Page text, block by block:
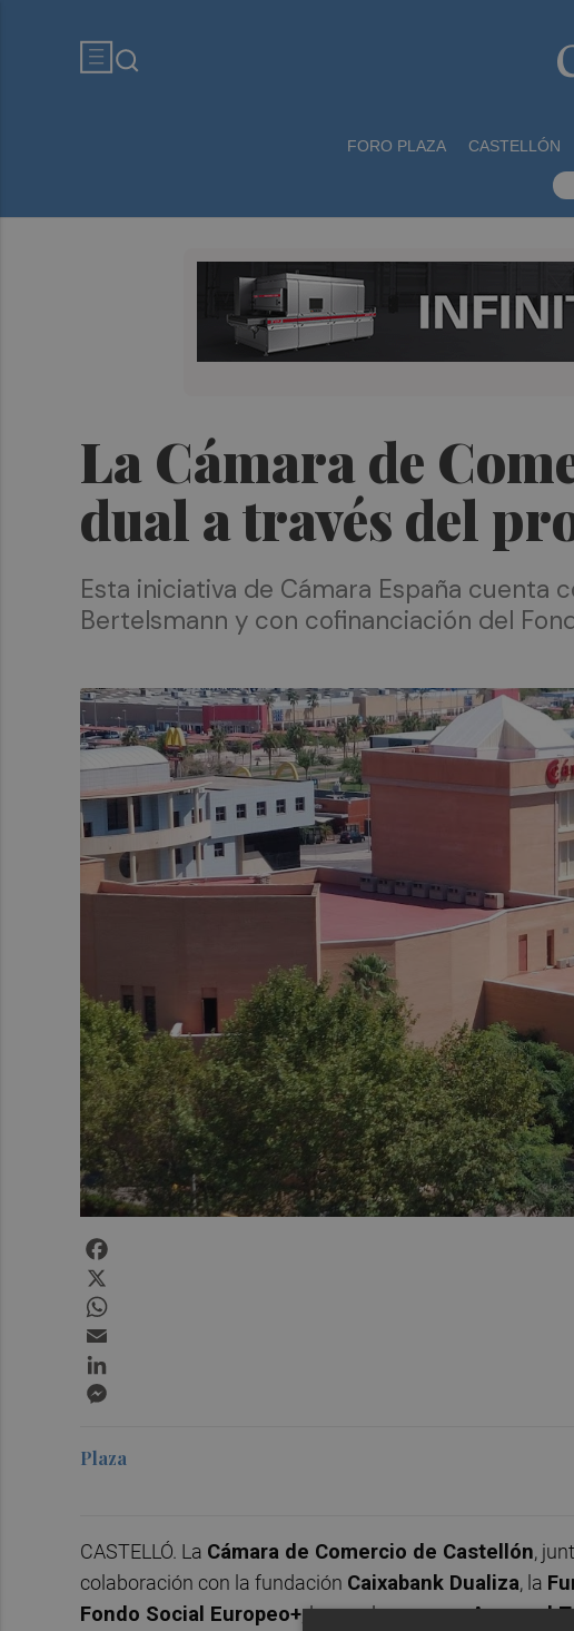
FORO PLAZA CASTELLÓN
La Cámara de
dual a través del
Esta iniciativa de Cámara España cuenta
Bertelsmann y con cofinanciación del
Plaza
CASTELLÓ. La Cámara de Comercio de Castellón,
colaboración con la fundación Caixabank Dualiza, la
Fondo Social Europeo+, lanza el programaApoyo al